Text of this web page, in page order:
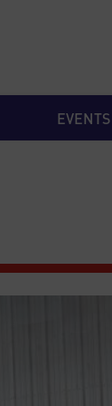
EVENTS